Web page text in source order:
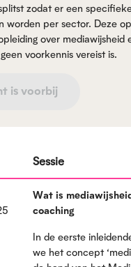
zodat er een
worden per sector. Deze
over mediawijsheid
voorkennis vereist is.
is voorbij
Sessie
Wat is
coaching
In de eerste
we het concept